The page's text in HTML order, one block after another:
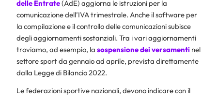
delle Entrate(AdE) aggiorna le istruzioni per la
comunicazione dell’IVA trimestrale. Anche il software per
la compilazione e il controllo delle comunicazioni subisce
degli aggiornamenti sostanziali. Tra i vari aggiornamenti
troviamo, ad esempio, la sospensione dei versamentinel
settore sport da gennaio ad aprile, prevista direttamente
dalla Legge di Bilancio 2022.
Le federazioni sportive nazionali, devono indicare con il